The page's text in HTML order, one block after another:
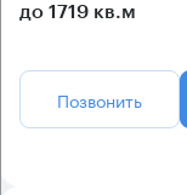
до 1719 кв.м
Позвонить